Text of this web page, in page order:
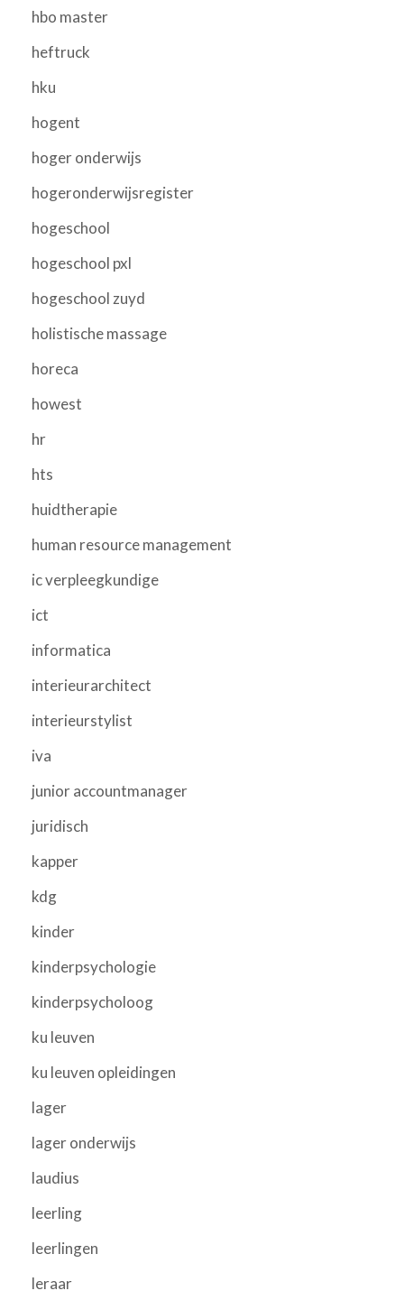
hbo master
heftruck
hku
hogent
hoger onderwijs
hogeronderwijsregister
hogeschool
hogeschool pxl
hogeschool zuyd
holistische massage
horeca
howest
hr
hts
huidtherapie
human resource management
ic verpleegkundige
ict
informatica
interieurarchitect
interieurstylist
iva
junior accountmanager
juridisch
kapper
kdg
kinder
kinderpsychologie
kinderpsycholoog
ku leuven
ku leuven opleidingen
lager
lager onderwijs
laudius
leerling
leerlingen
leraar